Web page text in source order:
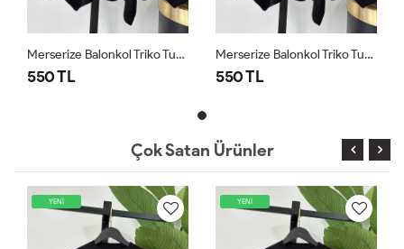
Merserize Balonkol Triko Tunik Siyah Siyah
550 TL
Merserize Balonkol Triko Tunik Siyah Siyah
550 TL
Çok Satan Ürünler
YENİ YENİ